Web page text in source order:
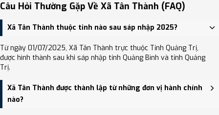
Câu Hỏi Thường Gặp Về Xã Tân Thành (FAQ)
Xã Tân Thành thuộc tỉnh nào sau sáp nhập 2025?
Từ ngày 01/07/2025, Xã Tân Thành trực thuộc Tỉnh Quảng Trị,
được hình thành sau khi sáp nhập tỉnh Quảng Bình và tỉnh Quảng
Trị.
Xã Tân Thành được thành lập từ những đơn vị hành chính
nào?